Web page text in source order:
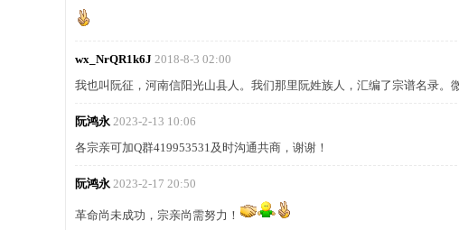
wx_NrQR1k6J 2018-8-3 02:00
我也叫阮征，河南信阳光山县人。我们那里阮姓族人，汇编了宗谱名录。
阮鸿永 2023-2-13 10:06
各宗亲可加Q群419953531及时沟通共商，谢谢！
阮鸿永 2023-2-17 20:50
革命尚未成功，宗亲尚需努力！